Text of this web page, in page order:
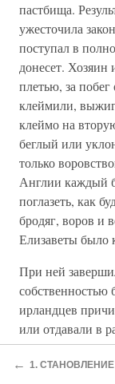
пастбища.
ужесточила
поступал в
донесет. Хозяин
плетью, за
клеймили,
клеймо на
беглый или
только
Англии каждый
поглазеть, как
бродяг, воров и
Елизаветы было
При ней
собственностью
ирландцев
или отдавали в
покорялись, и
Эссекс,
← 1.